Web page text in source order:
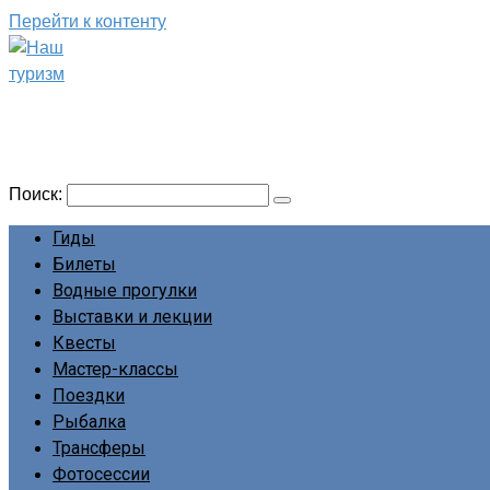
Перейти к контенту
Поиск:
Гиды
Билеты
Водные прогулки
Выставки и лекции
Квесты
Мастер-классы
Поездки
Рыбалка
Трансферы
Фотосессии